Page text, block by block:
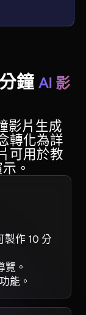
鐘 AI 影
影片生成
轉化為詳
可用於教
。
製作 10 分
。
能。